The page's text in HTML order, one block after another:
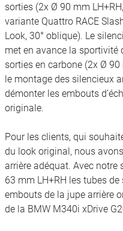
sorties (2x Ø 90 mm
variante Quattro RACE
Look, 30° oblique). Le
met en avance la sportivité
sorties en carbone (2x Ø 90
le montage des silencieux
démonter les embouts
originale.
Pour les clients, qui
du look original, nous
arrière adéquat. Avec notre
63 mm LH+RH les tubes
embouts de la jupe arrière
de la BMW M340i xDrive